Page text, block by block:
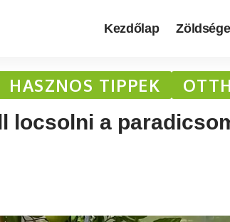
Kezdőlap
HASZNOS TIPPEK
locsolni a